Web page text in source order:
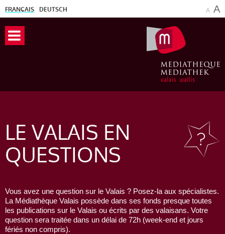
FRANÇAIS DEUTSCH A A
LE VALAIS EN
QUESTIONS
Vous avez une question sur le Valais ? Posez-la aux spécialistes.
La Médiathèque Valais possède dans ses fonds presque toutes
les publications sur le Valais ou écrits par des valaisans. Votre
question sera traitée dans un délai de 72h (week-end et jours
fériés non compris).